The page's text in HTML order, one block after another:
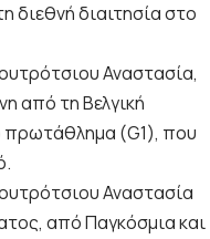
διεθνή διαιτησία στο
Αναστασία,
από τη Βελγική
πρωτάθλημα (G1), που
Αναστασία
από Παγκόσμια και